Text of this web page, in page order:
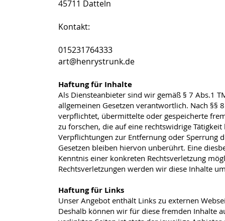
45711 Datteln
Kontakt:
015231764333
art@henrystrunk.de
Haftung für Inhalte
Als Diensteanbieter sind wir gemäß § 7 Abs.1
allgemeinen Gesetzen verantwortlich. Nach §§
verpflichtet, übermittelte oder gespeicherte
zu forschen, die auf eine rechtswidrige Tätigkeit
Verpflichtungen zur Entfernung oder Sperrung
Gesetzen bleiben hiervon unberührt. Eine
Kenntnis einer konkreten Rechtsverletzung
Rechtsverletzungen werden wir diese Inhalte
Haftung für Links
Unser Angebot enthält Links zu externen
Deshalb können wir für diese fremden Inhalte